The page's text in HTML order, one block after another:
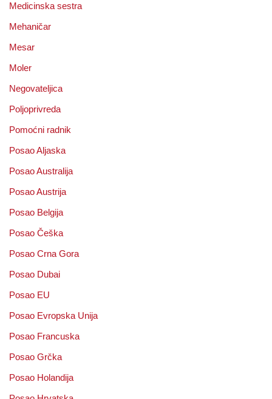
Medicinska sestra
Mehaničar
Mesar
Moler
Negovateljica
Poljoprivreda
Pomoćni radnik
Posao Aljaska
Posao Australija
Posao Austrija
Posao Belgija
Posao Češka
Posao Crna Gora
Posao Dubai
Posao EU
Posao Evropska Unija
Posao Francuska
Posao Grčka
Posao Holandija